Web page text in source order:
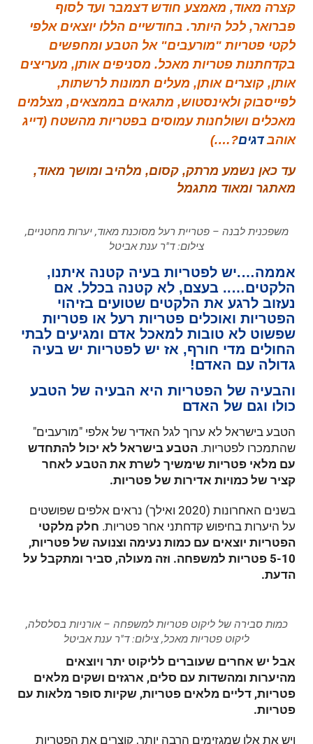
קצרה מאוד, מאמצע חודש דצמבר ועד לסוף
פברואר, לכל היותר. בחודשיים הללו יוצאים אלפי
לקטי פטריות "מורעבים" אל הטבע ומחפשים
בקדחתנות פטריות מאכל. מסניפים אותן, מעריצים
אותן, קוצרים אותן, מעלים תמונות לרשתות,
לפייסבוק ולאינסטוש, מתגאים בממצאים, מצלמים
מאכלים ושולחנות עמוסים בפטריות מהשטח (דייג
אוהבדגים?….)
עד כאן נשמע מרתק, קסום, מלהיב ומושך מאוד,
מאתגר ומאוד מתגמל
משפכנית לבנה – פטריית רעל מסוכנת מאוד, יערות מחטניים,
צילום: ד"ר ענת אביטל
אממה….יש לפטריות בעיה קטנה איתנו,
הלקטים….. בעצם, לא קטנה בכלל. אם
נעזוב לרגע את הלקטים שטועים בזיהוי
הפטריות ואוכלים פטריות רעל או פטריות
שפשוט לא טובות למאכל אדם ומגיעים לבתי
החולים מדי חורף, אז יש לפטריות יש בעיה
גדולה עם האדם!
והבעיה של הפטריות היא הבעיה של הטבע
כולו וגם של האדם
הטבע בישראל לא ערוך לגל האדיר של אלפי "מורעבים"
שהתמכרו לפטריות. הטבע בישראל לא יכול להתחדש
עם מלאי פטריות שימשיך לשרת את הטבע לאחר
קציר של כמויות אדירות של פטריות.
בשנים האחרונות (2020 ואילך) נראים אלפים שפושטים
על היערות בחיפוש קדחתני אחר פטריות. חלק מלקטי
הפטריות יוצאים עם כמות נעימה וצנועה של פטריות,
5-10 פטריות למשפחה. וזה מעולה, סביר ומתקבל על
הדעת.
כמות סבירה של ליקוט פטריות למשפחה – אורניות בסלסלה,
ליקוט פטריות מאכל, צילום: ד"ר ענת אביטל
אבל יש אחרים שעוברים לליקוט יתר ויוצאים
מהיערות ומהשדות עם סלים, ארגזים ושקים מלאים
פטריות, דליים מלאים פטריות, שקיות סופר מלאות עם
פטריות.
ויש את אלו שמגזימים הרבה יותר, קוצרים את הפטריות